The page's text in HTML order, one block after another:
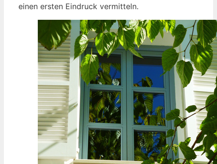
einen ersten Eindruck vermitteln.